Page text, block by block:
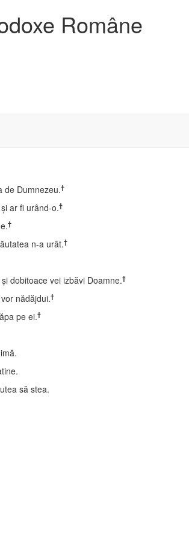
Române
de Dumnezeu.†
ar fi urând-o.†
†
n-a urât.†
dobitoace vei izbăvi Doamne.†
nădăjdui.†
pe ei.†
să stea.